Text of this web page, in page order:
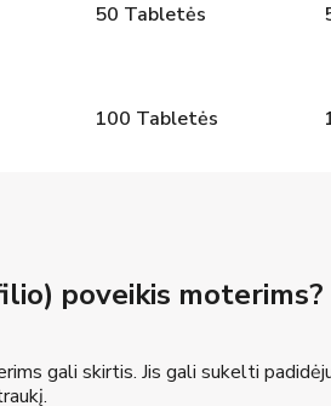
50 Tabletės
100 Tabletės
poveikis moterims?
gali skirtis. Jis gali sukelti